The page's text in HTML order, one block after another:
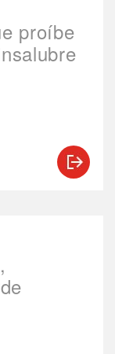
proíbe